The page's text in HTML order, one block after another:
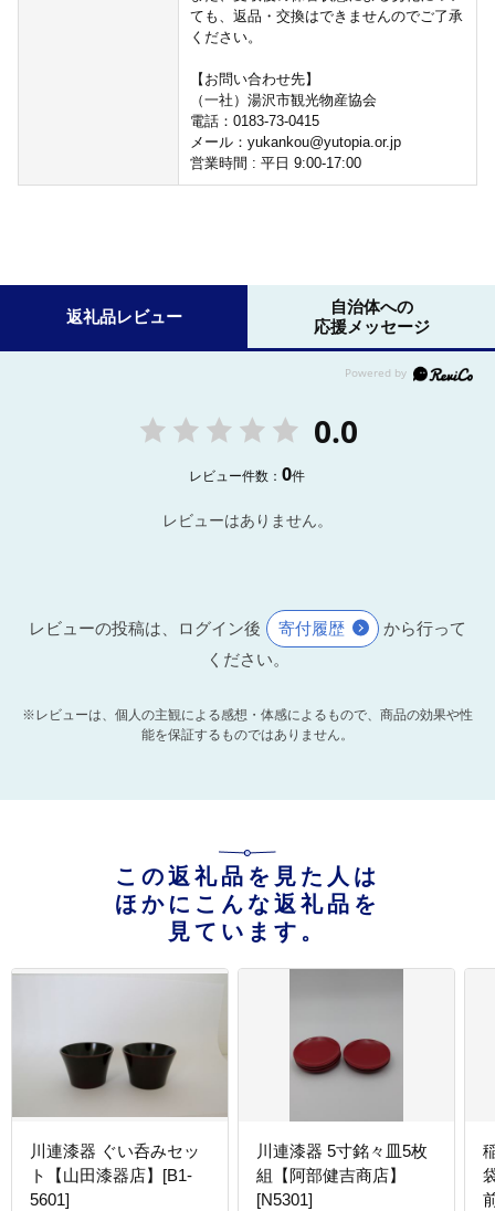
ても、返品・交換はできませんのでご了承
ください。
【お問い合わせ先】
（一社）湯沢市観光物産協会
電話：0183-73-0415
メール：yukankou@yutopia.or.jp
営業時間 : 平日 9:00-17:00
返礼品レビュー
自治体への
応援メッセージ
0.0
レビュー件数：0件
レビューはありません。
レビューの投稿は、ログイン後 寄付履歴
から行って
ください。
※レビューは、個人の主観による感想・体感によるもので、商品の効果や性
能を保証するものではありません。
この返礼品を見た人は
ほかにこんな返礼品を
見ています。
川連漆器 ぐい呑みセッ
ト【山田漆器店】[B1-
5601]
川連漆器 5寸銘々皿5枚
組【阿部健吉商店】
[N5301]